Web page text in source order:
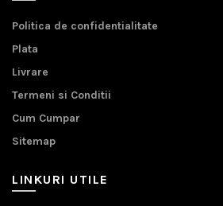
Politica de confidentialitate
Plata
Livrare
Termeni si Conditii
Cum Cumpar
Sitemap
LINKURI UTILE